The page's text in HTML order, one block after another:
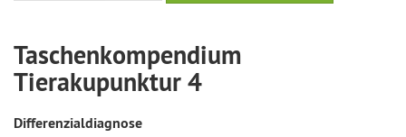
Taschenkompendium
Tierakupunktur 4
Differenzialdiagnose